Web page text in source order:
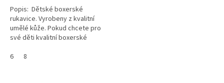
Popis: Dětské boxerské
rukavice. Vyrobeny z kvalitní
umělé kůže. Pokud chcete pro
své děti kvalitní boxerské
ruka je v nich pevně sevřená,...
6 8